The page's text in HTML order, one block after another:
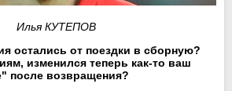
Илья КУТЕПОВ
остались от поездки в сборную?
изменился теперь как-то ваш
после возвращения?